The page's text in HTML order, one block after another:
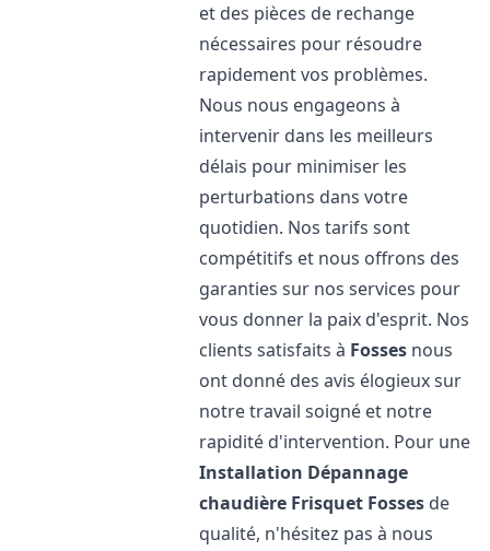
et des pièces de rechange
nécessaires pour résoudre
rapidement vos problèmes.
Nous nous engageons à
intervenir dans les meilleurs
délais pour minimiser les
perturbations dans votre
quotidien. Nos tarifs sont
compétitifs et nous offrons des
garanties sur nos services pour
vous donner la paix d'esprit. Nos
clients satisfaits à Fosses nous
ont donné des avis élogieux sur
notre travail soigné et notre
rapidité d'intervention. Pour une
Installation Dépannage
chaudière Frisquet Fosses de
qualité, n'hésitez pas à nous